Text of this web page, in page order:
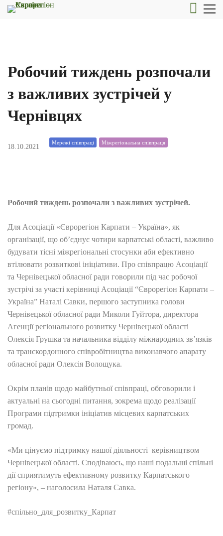
Робочий тиждень розпочали
з важливих зустрічей у
Чернівцях
18.10.2021
Мережі співпраці Міжрегіональна співпраця
Робочий тиждень розпочали з важливих зустрічей.
Для Асоціації «Єврорегіон Карпати – Україна», як
організації, що об’єднує чотири карпатські області, важливо
будувати тісні міжрегіональні стосунки аби ефективно
втілювати розвиткові ініціативи. Про співпрацю Асоціації
та Чернівецької обласної ради говорили під час робочої
зустрічі за участі керівниці Асоціації “Єврорегіон Карпати –
Україна” Наталі Савки, першого заступника голови
Чернівецької обласної ради Миколи Гуйтора, директора
Агенції регіонального розвитку Чернівецької області
Олексія Грушка та начальника відділу міжнародних зв’язків
та транскордонного співробітництва виконавчого апарату
обласної ради Олексія Волощука.
Окрім планів щодо майбутньої співпраці, обговорили і
актуальні на сьогодні питання, зокрема щодо реалізації
Програми підтримки ініціатив місцевих карпатських
громад.
«Ми цінуємо підтримку нашої діяльності керівництвом
Чернівецької області. Сподіваюсь, що наші подальші спільні
дії сприятимуть ефективному розвитку Карпатського
регіону», – наголосила Наталя Савка.
#спільно_для_розвитку_Карпат